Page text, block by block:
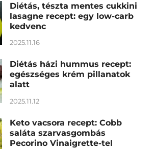
Diétás, tészta mentes cukkini
lasagne recept: egy low-carb
kedvenc
2025.11.16
Diétás házi hummus recept:
egészséges krém pillanatok
alatt
2025.11.12
Keto vacsora recept: Cobb
saláta szarvasgombás
Pecorino Vinaigrette-tel